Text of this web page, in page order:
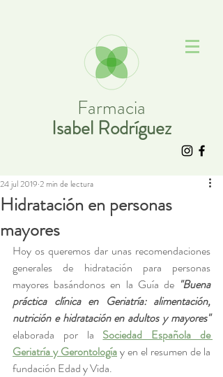
Farmacia
Isabel Rodríguez
Hidratación en personas
mayores
24 jul 2019 2 min de lectura
Hoy os queremos dar unas recomendaciones
generales de hidratación para personas
mayores basándonos en la Guía de "Buena
práctica clínica en Geriatría: alimentación,
nutrición e hidratación en adultos y mayores"
elaborada por la Sociedad Española de
Geriatría y Gerontología y en el resumen de la
fundación Edad y Vida.